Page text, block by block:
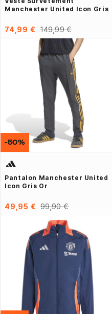
Manchester United Icon Gris
74,99 € 149,99 €
Pantalon Manchester United
Icon Gris Or
49,95 € 99,90 €
-50%